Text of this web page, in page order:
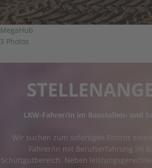
MegaHub
3 Photos
LKW-Fahrer/in im Baustellen- und
Wir suchen zum sofortigen Eintritt eine/
Fahrer/in mit Berufserfahrung im
Schüttgutbereich. Neben